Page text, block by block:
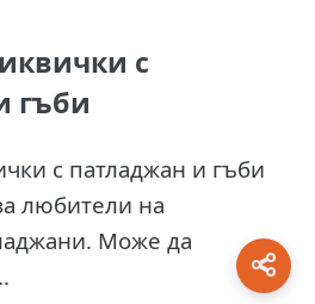
с
гъби
с патладжан и гъби
любители на
Може да